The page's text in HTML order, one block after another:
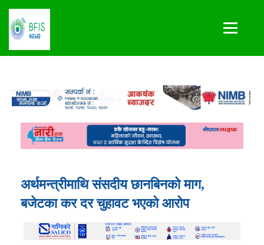
अर्थमन्त्रीमाथि संसदीय छानबिनको माग,
बजेटका कर दर चुहावट भएको आरोप